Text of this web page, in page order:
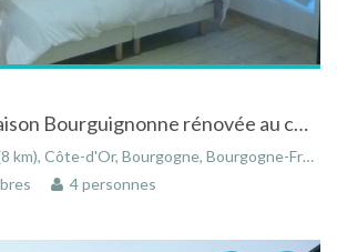
LA LAYOTTE Maison Bourguignonne rénovée au cœur de la côte de Nuits
d'Or, Bourgogne, Bourgogne-Franche-Comté, France
4 personnes